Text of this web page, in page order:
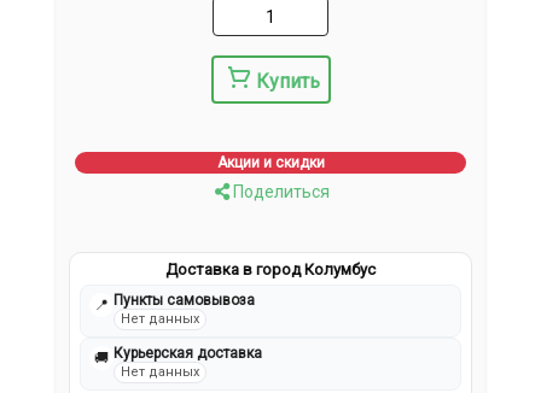
Купить
Акции и скидки
Поделиться
Доставка в город Колумбус
📍 Пункты самовывоза
Нет данных
🚚 Курьерская доставка
Нет данных